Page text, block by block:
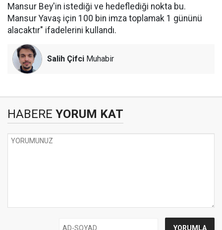
Mansur Bey'in istediği ve hedeflediği nokta bu.
Mansur Yavaş için 100 bin imza toplamak 1 gününü
alacaktır" ifadelerini kullandı.
Salih Çifci Muhabir
HABERE YORUM KAT